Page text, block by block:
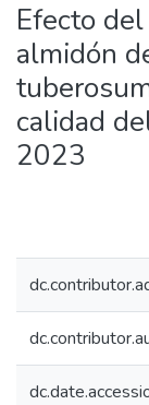
Efecto
almidón
calidad
2023